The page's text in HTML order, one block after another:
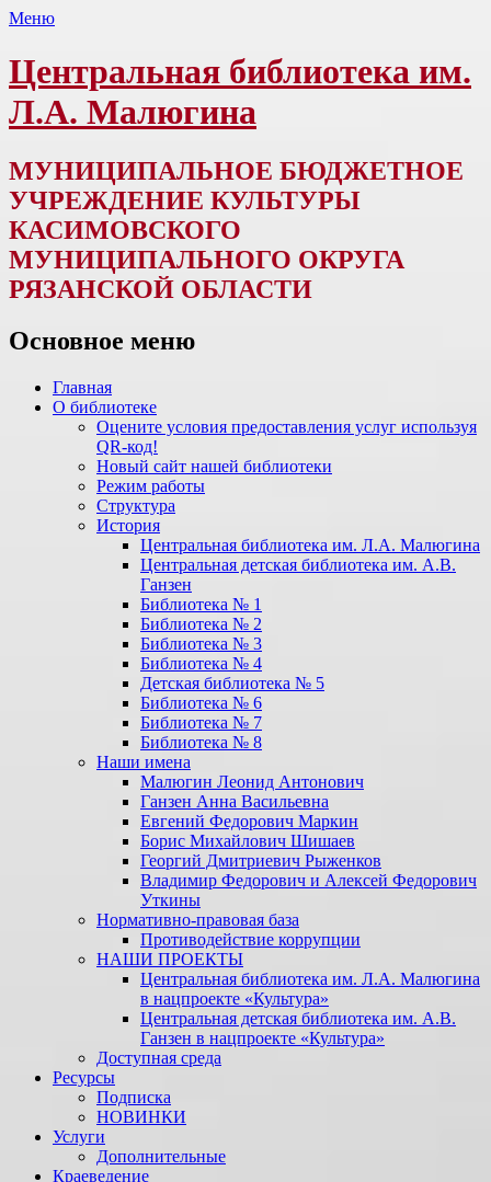
Меню
Центральная библиотека им.
Л.А. Малюгина
МУНИЦИПАЛЬНОЕ БЮДЖЕТНОЕ
УЧРЕЖДЕНИЕ КУЛЬТУРЫ
КАСИМОВСКОГО
МУНИЦИПАЛЬНОГО ОКРУГА
РЯЗАНСКОЙ ОБЛАСТИ
Основное меню
Перейти
содержимому
Главная
О библиотеке
Оцените условия предоставления услуг используя
QR-код!
Новый сайт нашей библиотеки
Режим работы
Структура
История
Центральная библиотека им. Л.А. Малюгина
Центральная детская библиотека им. А.В.
Ганзен
Библиотека № 1
Библиотека № 2
Библиотека № 3
Библиотека № 4
Детская библиотека № 5
Библиотека № 6
Библиотека № 7
Библиотека № 8
Наши имена
Малюгин Леонид Антонович
Ганзен Анна Васильевна
Евгений Федорович Маркин
Борис Михайлович Шишаев
Георгий Дмитриевич Рыженков
Владимир Федорович и Алексей Федорович
Уткины
Нормативно-правовая база
Противодействие коррупции
НАШИ ПРОЕКТЫ
Центральная библиотека им. Л.А. Малюгина
в нацпроекте «Культура»
Центральная детская библиотека им. А.В.
Ганзен в нацпроекте «Культура»
Доступная среда
Ресурсы
Подписка
НОВИНКИ
Услуги
Дополнительные
Краеведение